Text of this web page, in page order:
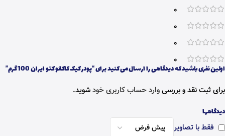
0
0
0
0
دیدگاهها
فقط با تصاویر
اولین نفری باشید که دیدگاهی را ارسال می کنید برای “پودر کیک کاکائو کتو ایران 100 گرم”
برای ثبت نقد و بررسیوارد حساب کاربری خودشوید.